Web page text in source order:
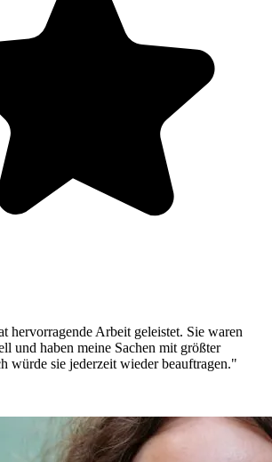
hervorragende Arbeit geleistet. Sie waren
und haben meine Sachen mit größter
würde sie jederzeit wieder beauftragen."